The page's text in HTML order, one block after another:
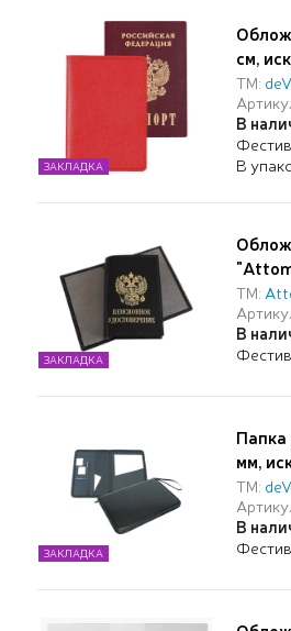
см,
ТМ:
В
В
ЗАКЛАДКА
кожа
ТМ:
В
ЗАКЛАДКА
Папка
мм,
под
ТМ:
В
ЗАКЛАДКА